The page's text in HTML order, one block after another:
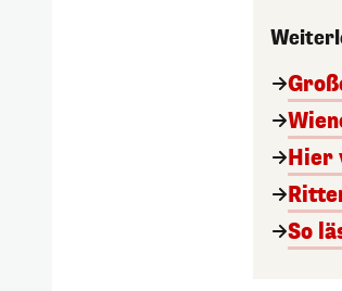
Hier
So